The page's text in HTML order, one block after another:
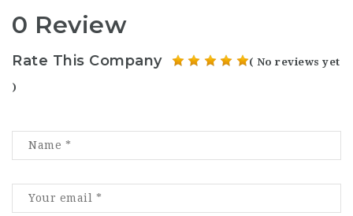
0 Review
Rate This Company ( No reviews yet
)